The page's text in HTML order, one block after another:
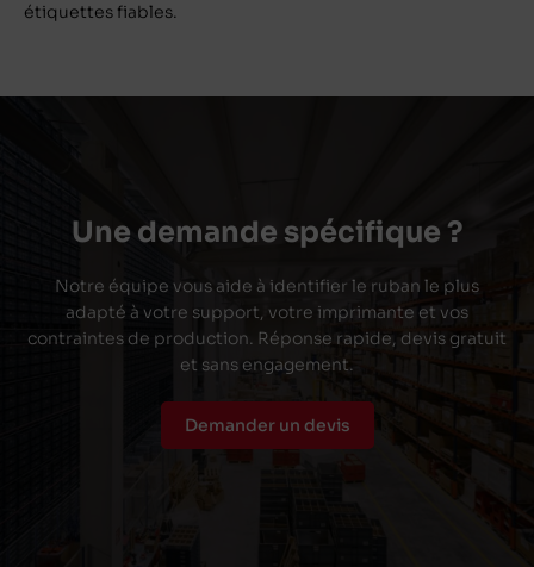
étiquettes fiables.
Une demande spécifique ?
Notre équipe vous aide à identifier le ruban le plus
adapté à votre support, votre imprimante et vos
contraintes de production. Réponse rapide, devis gratuit
et sans engagement.
Demander un devis